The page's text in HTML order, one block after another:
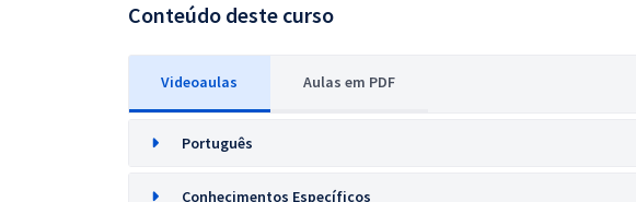
Conteúdo deste curso
Videoaulas Aulas em PDF
Português
Conhecimentos Específicos